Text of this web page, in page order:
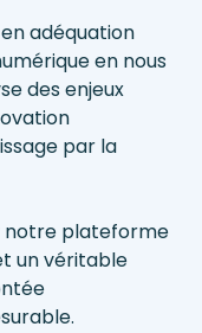
adéquation
en nous
des enjeux
par la
notre plateforme
un véritable